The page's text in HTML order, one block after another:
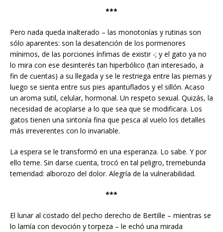
***
Pero nada queda inalterado – las monotonías y rutinas son
sólo aparentes: son la desatención de los pormenores
mínimos, de las porciones ínfimas de existir -; y el gato ya no
lo mira con ese desinterés tan hiperbólico (tan interesado, a
fin de cuentas) a su llegada y se le restriega entre las piernas y
luego se sienta entre sus pies apantuflados y el sillón. Acaso
un aroma sutil, celular, hormonal. Un respeto sexual. Quizás, la
necesidad de acoplarse a lo que sea que se modificara. Los
gatos tienen una sintonía fina que pesca al vuelo los detalles
más irreverentes con lo invariable.
La espera se le transformó en una esperanza. Lo sabe. Y por
ello teme. Sin darse cuenta, trocó en tal peligro, tremebunda
temeridad: alborozo del dolor. Alegría de la vulnerabilidad.
***
El lunar al costado del pecho derecho de Bertille – mientras se
lo lamía con devoción y torpeza – le echó una mirada